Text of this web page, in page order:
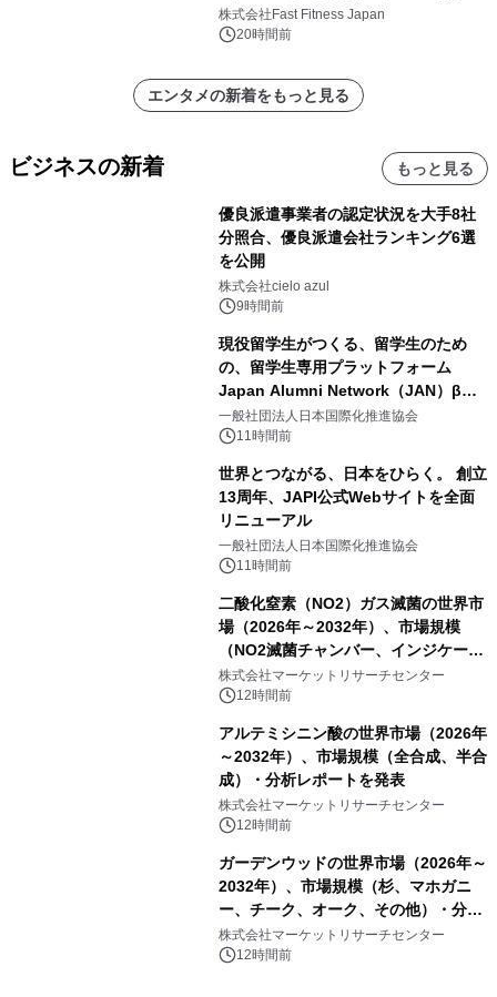
中無休のフィットネスジム＞
株式会社Fast Fitness Japan
20時間前
エンタメの新着をもっと見る
ビジネスの新着 もっと見る
優良派遣事業者の認定状況を大手8社
分照合、優良派遣会社ランキング6選
を公開
株式会社cielo azul
9時間前
現役留学生がつくる、留学生のため
の、留学生専用プラットフォーム
Japan Alumni Network（JAN）β版
をリリース
一般社団法人日本国際化推進協会
11時間前
世界とつながる、日本をひらく。 創立
13周年、JAPI公式Webサイトを全面
リニューアル
一般社団法人日本国際化推進協会
11時間前
二酸化窒素（NO2）ガス滅菌の世界市
場（2026年～2032年）、市場規模
（NO2滅菌チャンバー、インジケータ
ーおよびモニタリングシステム、その
他）・分析レポートを発表
株式会社マーケットリサーチセンター
12時間前
アルテミシニン酸の世界市場（2026年
～2032年）、市場規模（全合成、半合
成）・分析レポートを発表
株式会社マーケットリサーチセンター
12時間前
ガーデンウッドの世界市場（2026年～
2032年）、市場規模（杉、マホガニ
ー、チーク、オーク、その他）・分析
レポートを発表
株式会社マーケットリサーチセンター
12時間前